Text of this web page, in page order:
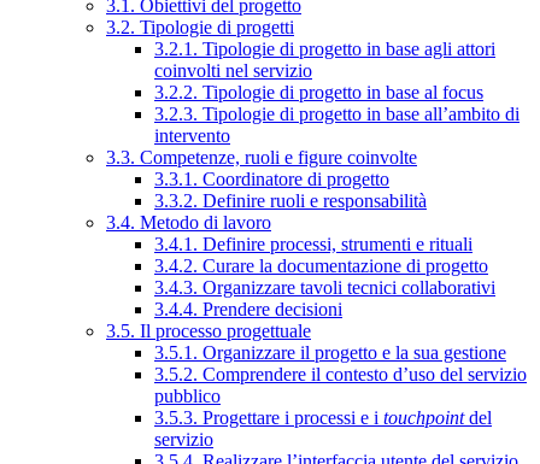
3.1. Obiettivi del progetto
3.2. Tipologie di progetti
3.2.1. Tipologie di progetto in base agli attori
coinvolti nel servizio
3.2.2. Tipologie di progetto in base al focus
3.2.3. Tipologie di progetto in base all’ambito di
intervento
3.3. Competenze, ruoli e figure coinvolte
3.3.1. Coordinatore di progetto
3.3.2. Definire ruoli e responsabilità
3.4. Metodo di lavoro
3.4.1. Definire processi, strumenti e rituali
3.4.2. Curare la documentazione di progetto
3.4.3. Organizzare tavoli tecnici collaborativi
3.4.4. Prendere decisioni
3.5. Il processo progettuale
3.5.1. Organizzare il progetto e la sua gestione
3.5.2. Comprendere il contesto d’uso del servizio
pubblico
3.5.3. Progettare i processi e i touchpointdel
servizio